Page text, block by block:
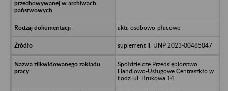
akta osobowo-płacowe
suplement II, UNP 2023-00485047
Spółdzielcze Przedsiębiorstwo
Handlowo-Usługowe Centraszkło w
Łodzi ul. Brukowa 14